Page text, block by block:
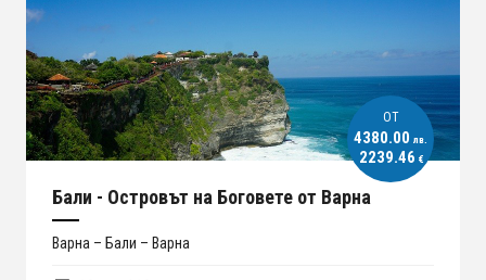
ОT
4380.00 лв.
2239.46 €
Бали - Островът на Боговете от Варна
Варна – Бали – Варна